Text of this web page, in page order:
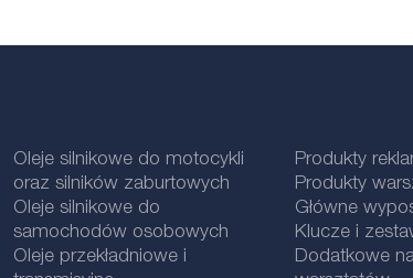
Oleje silnikowe do motocykli
oraz silników zaburtowych
Oleje silnikowe do
samochodów osobowych
Oleje przekładniowe i
Produkty
Produkty
Główne
Klucze i
Dodatkowe